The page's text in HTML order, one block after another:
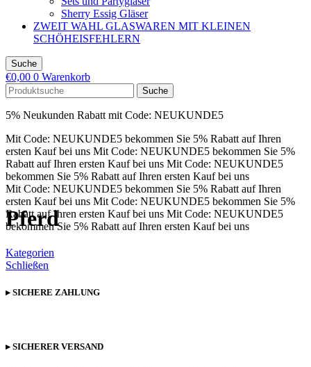
Sherry Essig Gläser
ZWEIT WAHL GLASWAREN MIT KLEINEN
SCHÖHEISFEHLERN
Suche
€0,00 0 Warenkorb
Suche
5% Neukunden Rabatt mit Code: NEUKUNDE5
Mit Code: NEUKUNDE5 bekommen Sie 5% Rabatt auf Ihren
ersten Kauf bei uns Mit Code: NEUKUNDE5 bekommen Sie 5%
Rabatt auf Ihren ersten Kauf bei uns Mit Code: NEUKUNDE5
bekommen Sie 5% Rabatt auf Ihren ersten Kauf bei uns
Mit Code: NEUKUNDE5 bekommen Sie 5% Rabatt auf Ihren
ersten Kauf bei uns Mit Code: NEUKUNDE5 bekommen Sie 5%
Rabatt auf Ihren ersten Kauf bei uns Mit Code: NEUKUNDE5
bekommen Sie 5% Rabatt auf Ihren ersten Kauf bei uns
Pferd
Kategorien
Schließen
▸ SICHERE ZAHLUNG
▸ SICHERER VERSAND